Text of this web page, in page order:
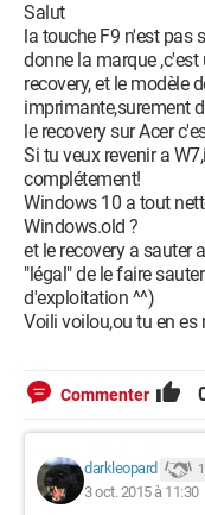
Salut
la touche F9 n'est pas
donne la marque ,c'est
recovery, et le modèle
imprimante,surement
le recovery sur Acer
Si tu veux revenir a
complétement!
Windows 10 a tout
Windows.old ?
et le recovery a sauter
"légal" de le faire
d'exploitation ^^)
Voili voilou,ou tu en es
Commenter
darkleopard
3 oct. 2015 à 11:30